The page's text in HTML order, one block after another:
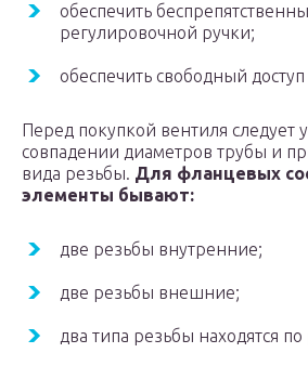
обеспечить
регулировочной ручки;
обеспечить свободный
Перед покупкой вентиля следует
совпадении диаметров трубы и
вида резьбы. Для фланцевых
элементы бывают:
две резьбы внутренние;
две резьбы внешние;
два типа резьбы находятся